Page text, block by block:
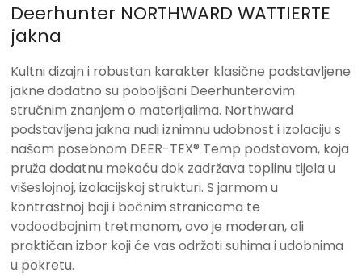
Deerhunter NORTHWARD WATTIERTE
jakna
Kultni dizajn i robustan karakter klasične podstavljene
jakne dodatno su poboljšani Deerhunterovim
stručnim znanjem o materijalima. Northward
podstavljena jakna nudi iznimnu udobnost i izolaciju s
našom posebnom DEER-TEX® Temp podstavom, koja
pruža dodatnu mekoću dok zadržava toplinu tijela u
višeslojnoj, izolacijskoj strukturi. S jarmom u
kontrastnoj boji i bočnim stranicama te
vodoodbojnim tretmanom, ovo je moderan, ali
praktičan izbor koji će vas održati suhima i udobnima
u pokretu.